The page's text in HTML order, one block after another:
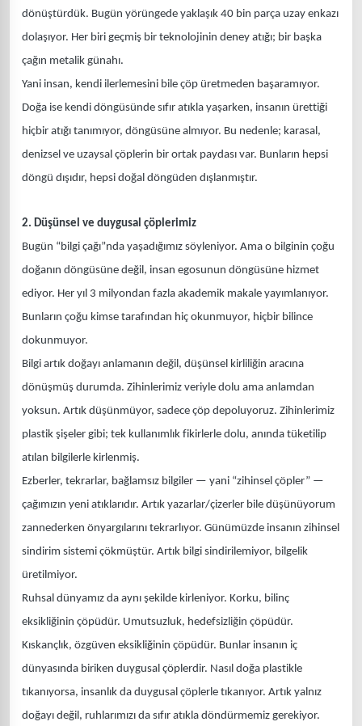
dönüştürdük. Bugün yörüngede yaklaşık 40 bin parça uzay enkazı
dolaşıyor. Her biri geçmiş bir teknolojinin deney atığı; bir başka
çağın metalik günahı.
Yani insan, kendi ilerlemesini bile çöp üretmeden başaramıyor.
Doğa ise kendi döngüsünde sıfır atıkla yaşarken, insanın ürettiği
hiçbir atığı tanımıyor, döngüsüne almıyor. Bu nedenle; karasal,
denizsel ve uzaysal çöplerin bir ortak paydası var. Bunların hepsi
döngü dışıdır, hepsi doğal döngüden dışlanmıştır.
2. Düşünsel ve duygusal çöplerimiz
Bugün “bilgi çağı”nda yaşadığımız söyleniyor. Ama o bilginin çoğu
doğanın döngüsüne değil, insan egosunun döngüsüne hizmet
ediyor. Her yıl 3 milyondan fazla akademik makale yayımlanıyor.
Bunların çoğu kimse tarafından hiç okunmuyor, hiçbir bilince
dokunmuyor.
Bilgi artık doğayı anlamanın değil, düşünsel kirliliğin aracına
dönüşmüş durumda. Zihinlerimiz veriyle dolu ama anlamdan
yoksun. Artık düşünmüyor, sadece çöp depoluyoruz. Zihinlerimiz
plastik şişeler gibi; tek kullanımlık fikirlerle dolu, anında tüketilip
atılan bilgilerle kirlenmiş.
Ezberler, tekrarlar, bağlamsız bilgiler — yani “zihinsel çöpler” —
çağımızın yeni atıklarıdır. Artık yazarlar/çizerler bile düşünüyorum
zannederken önyargılarını tekrarlıyor. Günümüzde insanın zihinsel
sindirim sistemi çökmüştür. Artık bilgi sindirilemiyor, bilgelik
üretilmiyor.
Ruhsal dünyamız da aynı şekilde kirleniyor. Korku, bilinç
eksikliğinin çöpüdür. Umutsuzluk, hedefsizliğin çöpüdür.
Kıskançlık, özgüven eksikliğinin çöpüdür. Bunlar insanın iç
dünyasında biriken duygusal çöplerdir. Nasıl doğa plastikle
tıkanıyorsa, insanlık da duygusal çöplerle tıkanıyor. Artık yalnız
doğayı değil, ruhlarımızı da sıfır atıkla döndürmemiz gerekiyor.